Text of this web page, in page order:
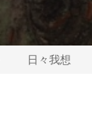
日々我想